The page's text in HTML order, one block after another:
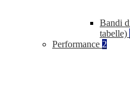
Bandi
tabelle)
Performance 2